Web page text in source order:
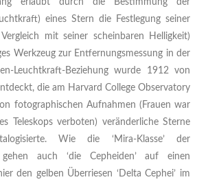
erlaubt durch die Bestimmung der
eines Stern die Festlegung seiner
mit seiner scheinbaren Helligkeit)
Werkzeug zur Entfernungsmessung in der
Leuchtkraft-Beziehung wurde 1912 von
die am Harvard College Observatory
fotographischen Aufnahmen (Frauen war
Teleskops verboten) veränderliche Sterne
Wie die ‘Mira-Klasse’ der
auch ‘die Cepheiden’ auf einen
den gelben Überriesen ‘Delta Cephei’ im